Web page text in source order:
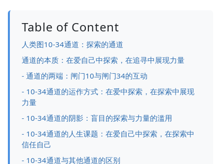
Table of Content
人类图10-34通道：探索的通道
通道的本质：在爱自己中探索，在追寻中展现力量
- 通道的两端：闸门10与闸门34的互动
- 10-34通道的运作方式：在爱中探索，在探索中展现
力量
- 10-34通道的阴影：盲目的探索与力量的滥用
- 10-34通道的人生课题：在爱自己中探索，在探索中
信任自己
- 10-34通道与其他通道的区别